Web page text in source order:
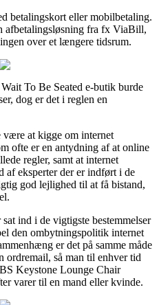
betalingskort eller mobilbetaling.
afbetalingsløsning fra fx ViaBill,
over et længere tidsrum.
To Be Seated e-butik burde
dog er det i reglen en
være at kigge om internet
ofte er en antydning af at online
regler, samt at internet
af eksperter der er indført i de
god lejlighed til at få bistand,
ind i de vigtigste bestemmelser
den ombytningspolitik internet
er det på samme måde
ordremail, så man til enhver tid
Keystone Lounge Chair
varer til en mand eller kvinde.